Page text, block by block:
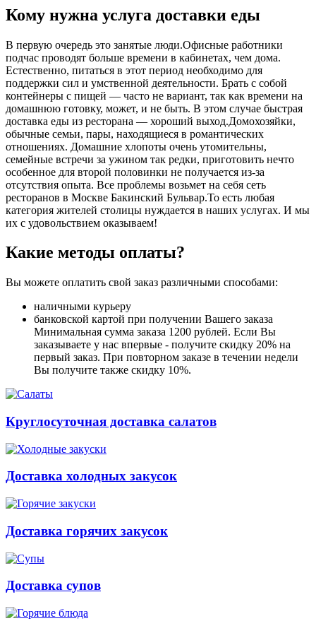
Кому нужна услуга доставки еды
В первую очередь это занятые люди.Офисные работники
подчас проводят больше времени в кабинетах, чем дома.
Естественно, питаться в этот период необходимо для
поддержки сил и умственной деятельности. Брать с собой
контейнеры с пищей ― часто не вариант, так как времени на
домашнюю готовку, может, и не быть. В этом случае быстрая
доставка еды из ресторана ― хороший выход.Домохозяйки,
обычные семьи, пары, находящиеся в романтических
отношениях. Домашние хлопоты очень утомительны,
семейные встречи за ужином так редки, приготовить нечто
особенное для второй половинки не получается из-за
отсутствия опыта. Все проблемы возьмет на себя сеть
ресторанов в Москве Бакинский Бульвар.То есть любая
категория жителей столицы нуждается в наших услугах. И мы
их с удовольствием оказываем!
Какие методы оплаты?
Вы можете оплатить свой заказ различными способами:
наличными курьеру
банковской картой при получении Вашего заказа
Минимальная сумма заказа 1200 рублей. Если Вы
заказываете у нас впервые - получите скидку 20% на
первый заказ. При повторном заказе в течении недели
Вы получите также скидку 10%.
Круглосуточная доставка салатов
Доставка холодных закусок
Доставка горячих закусок
Доставка супов